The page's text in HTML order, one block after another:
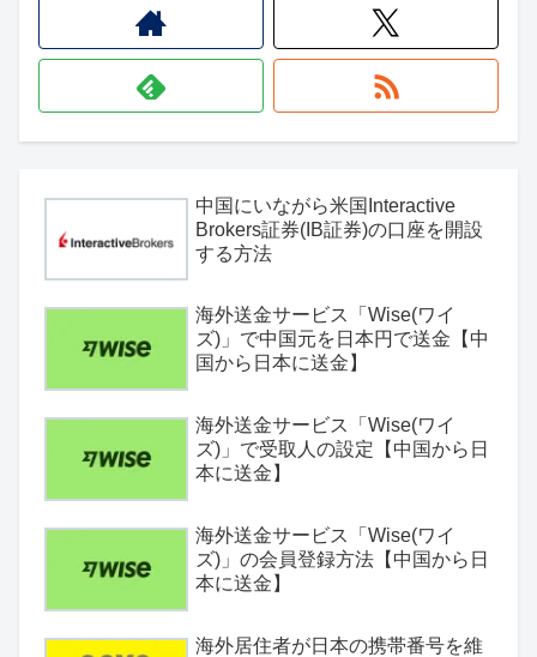
中国にいながら米国Interactive
Brokers証券(IB証券)の口座を開設
する方法
海外送金サービス「Wise(ワイ
ズ)」で中国元を日本円で送金【中
国から日本に送金】
海外送金サービス「Wise(ワイ
ズ)」で受取人の設定【中国から日
本に送金】
海外送金サービス「Wise(ワイ
ズ)」の会員登録方法【中国から日
本に送金】
海外居住者が日本の携帯番号を維